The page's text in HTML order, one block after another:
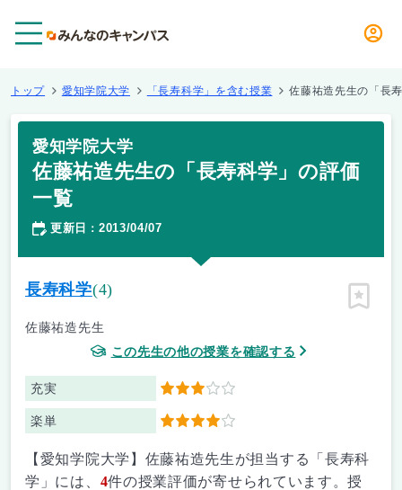
トップ 愛知学院大学 「長寿科学」を含む授業 佐藤祐造先生の「長
愛知学院大学
佐藤祐造先生の「長寿科学」の評価
一覧
更新日 ： 2013/04/07
長寿科学(4)
佐藤祐造先生
この先生の他の授業を確認する
充実 3
楽単 4
ピン留
【愛知学院大学】佐藤祐造先生が担当する「長寿科
学」には、 4件の授業評価が寄せられています。授